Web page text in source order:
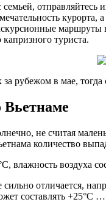
семьей,
маршруты
туриста.
рубежом в мае,
Вьетнаме
не считая
количество
влажность воздуха
сильно отличается,
составлять +25°С